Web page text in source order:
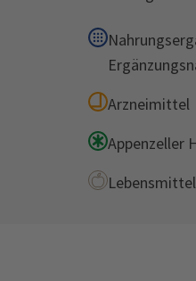
Arzneimittel
Appenzeller
Lebensmittel